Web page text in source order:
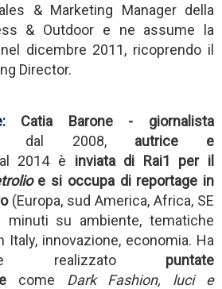
& Marketing Manager della
& Outdoor e ne assume la
nel dicembre 2011, ricoprendo il
Director.
Catia Barone- giornalista
dal 2008, autrice e
2014 è inviata di Rai1
per il
e si occupa di reportage in
(Europa, sud America, Africa, SE
minuti su ambiente, tematiche
Italy, innovazione, economia. Ha
realizzato puntate
come Dark Fashion, luci e